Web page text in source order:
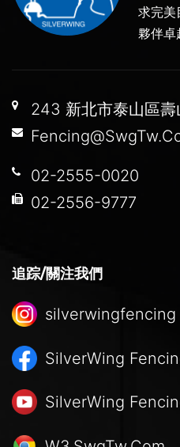
求完美
夥伴卓
243 新北市泰山區
02-2555-0020
02-2556-9777
追踪/關注我們
silverwingfencing
SilverWing
SilverWing